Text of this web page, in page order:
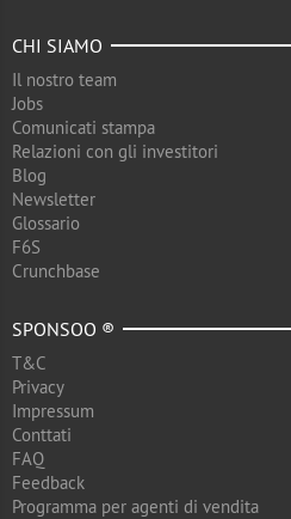
CHI SIAMO
Il nostro team
Jobs
Comunicati stampa
Relazioni con gli investitori
Blog
Newsletter
Glossario
F6S
Crunchbase
SPONSOO ®
T&C
Privacy
Impressum
Conttati
FAQ
Feedback
Programma per agenti di vendita